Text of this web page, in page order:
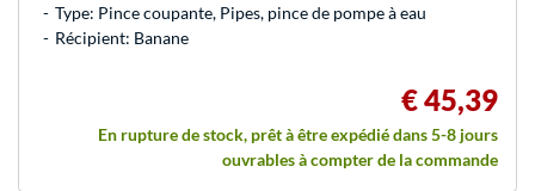
Type: Pince coupante, Pipes, pince de pompe à eau
Récipient: Banane
€ 45,39
En rupture de stock, prêt à être expédié dans 5-8 jours
ouvrables à compter de la commande